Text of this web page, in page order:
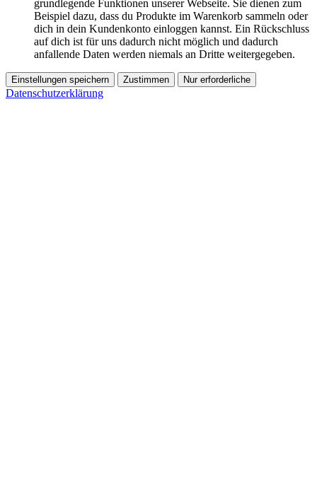
grundlegende Funktionen unserer Webseite. Sie dienen zum
Beispiel dazu, dass du Produkte im Warenkorb sammeln oder
dich in dein Kundenkonto einloggen kannst. Ein Rückschluss
auf dich ist für uns dadurch nicht möglich und dadurch
anfallende Daten werden niemals an Dritte weitergegeben.
Einstellungen speichern Zustimmen Nur erforderliche
Datenschutzerklärung